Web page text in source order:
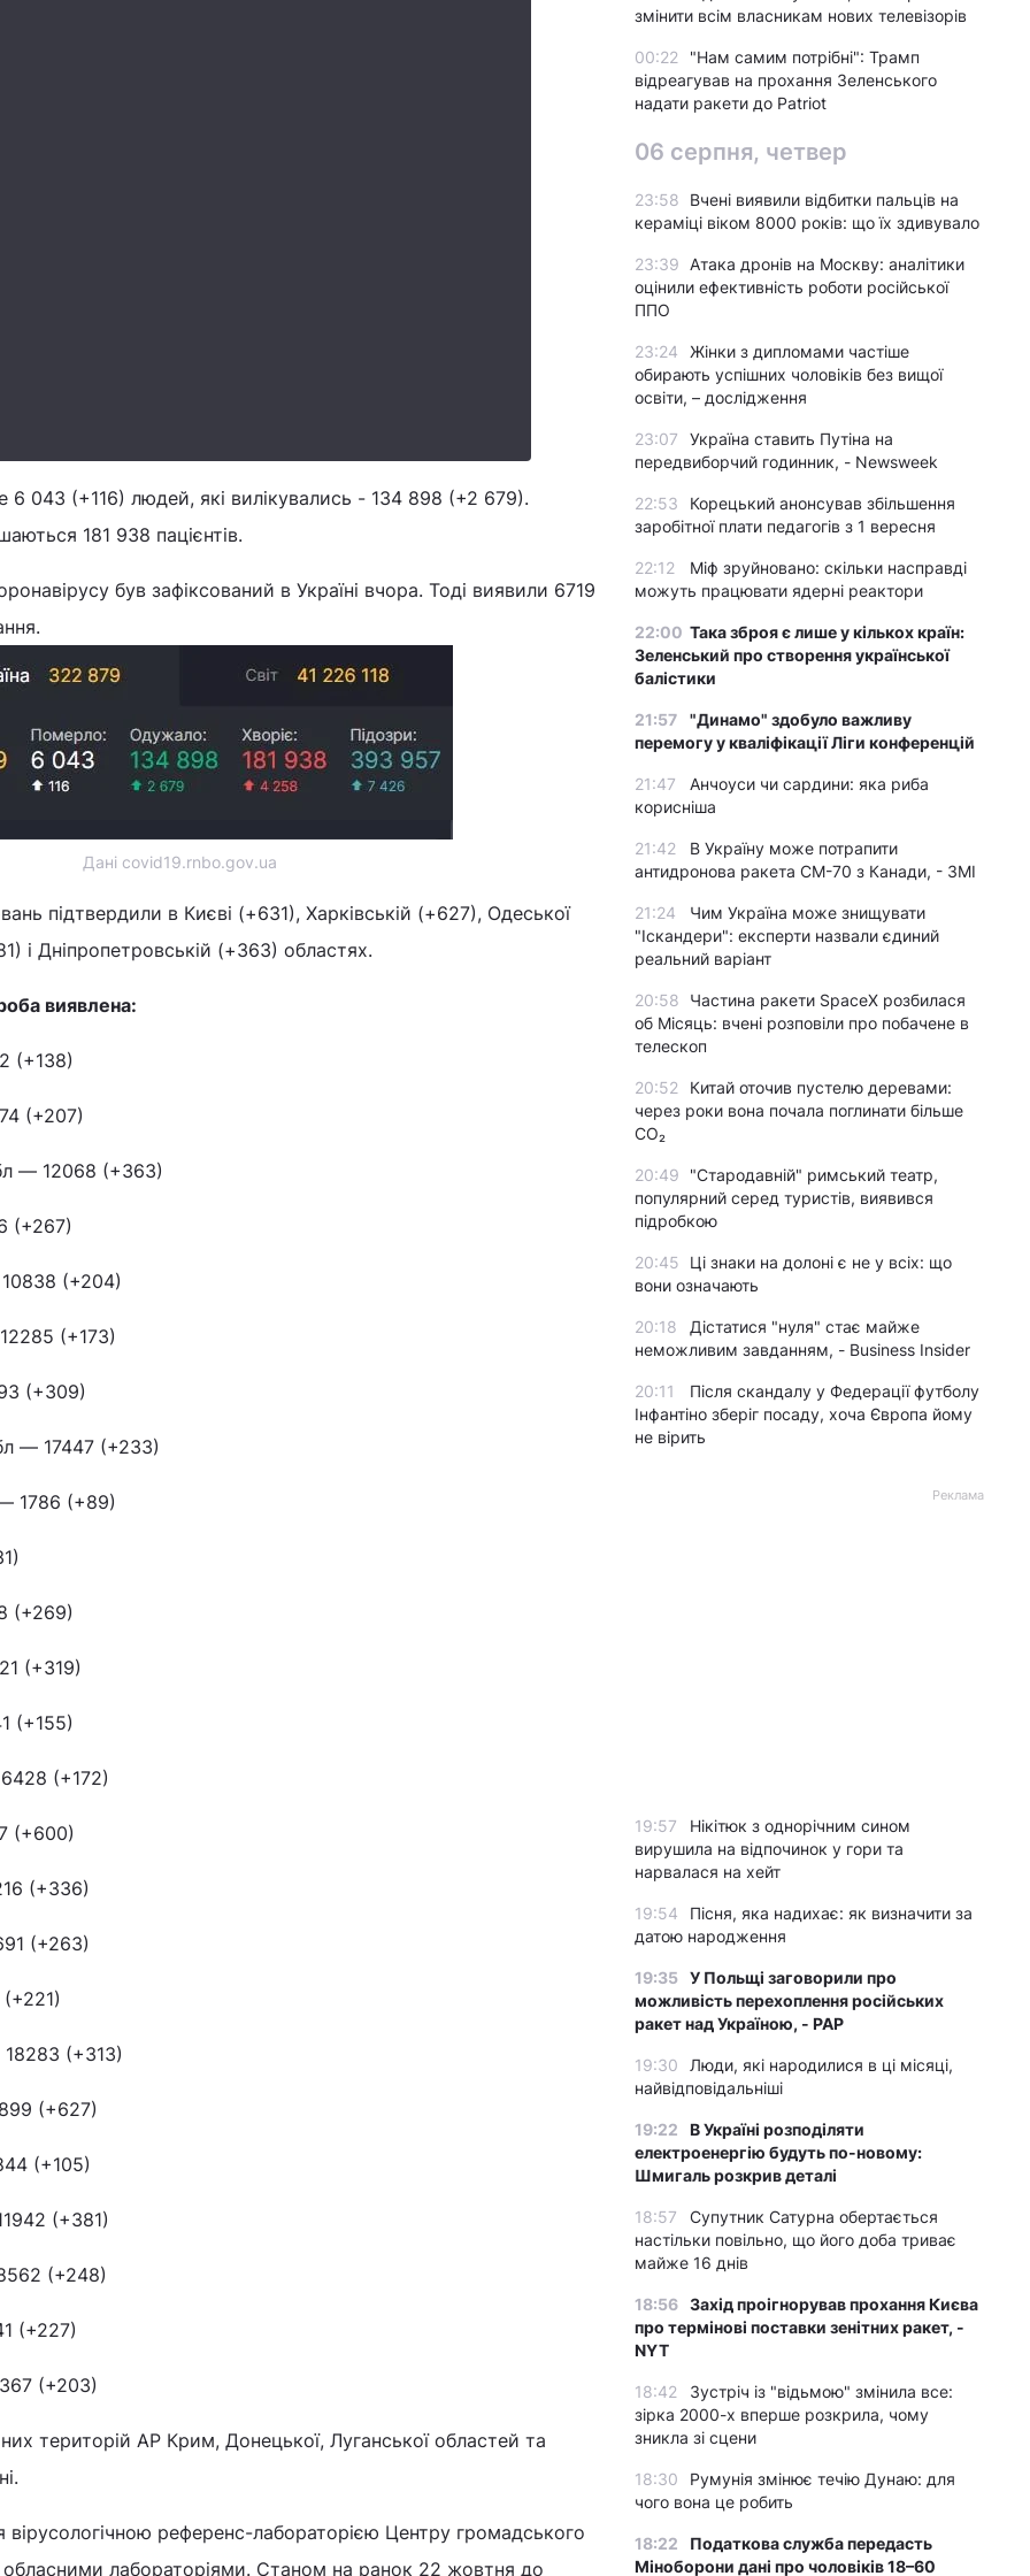
6 043 (+116) людей, які вилікувались - 134 898 (+2 679).
181 938 пацієнтів.
був зафіксований в Україні вчора. Тоді виявили 6719
Дані covid19.rnbo.gov.ua
підтвердили в Києві (+631), Харківській (+627), Одеської
і Дніпропетровській (+363) областях.
виявлена:
(+138)
(+207)
— 12068 (+363)
(+267)
(+204)
(+173)
(+309)
— 17447 (+233)
1786 (+89)
(+269)
(+319)
(+155)
(+172)
(+600)
(+336)
(+263)
(+313)
(+627)
(+105)
(+381)
(+248)
(+227)
(+203)
територій АР Крим, Донецької, Луганської областей та
референс-лабораторією Центру громадського
обласними лабораторіями. Станом на ранок 22 жовтня до
змінити всім власникам нових телевізорів
00:22
"Нам самим потрібні": Трамп
відреагував на прохання Зеленського
надати ракети до Patriot
06 серпня, четвер
23:58
Вчені виявили відбитки пальців на
кераміці віком 8000 років: що їх здивувало
23:39
Атака дронів на Москву: аналітики
оцінили ефективність роботи російської
ППО
23:24
Жінки з дипломами частіше
обирають успішних чоловіків без вищої
освіти, – дослідження
23:07
Україна ставить Путіна на
передвиборчий годинник, - Newsweek
22:53
Корецький анонсував збільшення
заробітної плати педагогів з 1 вересня
22:12
Міф зруйновано: скільки насправді
можуть працювати ядерні реактори
22:00 Така зброя є лише у кількох країн:
Зеленський про створення української
балістики
21:57
"Динамо" здобуло важливу
перемогу у кваліфікації Ліги конференцій
21:47
Анчоуси чи сардини: яка риба
корисніша
21:42
В Україну може потрапити
антидронова ракета CM-70 з Канади, - ЗМІ
21:24
Чим Україна може знищувати
"Іскандери": експерти назвали єдиний
реальний варіант
20:58
Частина ракети SpaceX розбилася
об Місяць: вчені розповіли про побачене в
телескоп
20:52
Китай оточив пустелю деревами:
через роки вона почала поглинати більше
CO₂
20:49
"Стародавній" римський театр,
популярний серед туристів, виявився
підробкою
20:45
Ці знаки на долоні є не у всіх: що
вони означають
20:18
Дістатися "нуля" стає майже
неможливим завданням, - Business Insider
20:11
Після скандалу у Федерації футболу
Інфантіно зберіг посаду, хоча Європа йому
не вірить
Реклама
19:57
Нікітюк з однорічним сином
вирушила на відпочинок у гори та
нарвалася на хейт
19:54
Пісня, яка надихає: як визначити за
датою народження
19:35 У Польщі заговорили про
можливість перехоплення російських
ракет над Україною, - PAP
19:30
Люди, які народилися в ці місяці,
найвідповідальніші
19:22
В Україні розподіляти
електроенергію будуть по-новому:
Шмигаль розкрив деталі
18:57
Супутник Сатурна обертається
настільки повільно, що його доба триває
майже 16 днів
18:56 Захід проігнорував прохання Києва
про термінові поставки зенітних ракет, -
NYT
18:42
Зустріч із "відьмою" змінила все:
зірка 2000-х вперше розкрила, чому
зникла зі сцени
18:30
Румунія змінює течію Дунаю: для
чого вона це робить
18:22
Податкова служба передасть
Міноборони дані про чоловіків 18–60